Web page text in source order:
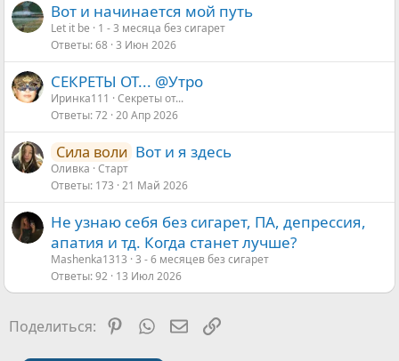
Вот и начинается мой путь
Let it be
1 - 3 месяца без сигарет
Ответы 68 3 Июн 2026
СЕКРЕТЫ ОТ... @Утро
Иринка111
Секреты от...
Ответы 72 20 Апр 2026
Сила воли Вот и я здесь
Оливка Старт
Ответы 173 21 Май 2026
Не узнаю себя без сигарет, ПА, депрессия,
апатия и тд. Когда станет лучше?
Mashenka1313 3 - 6 месяцев без сигарет
Ответы 92 13 Июл 2026
Поделиться: Pinterest
WhatsAppЭлектронная почта
Ссылка